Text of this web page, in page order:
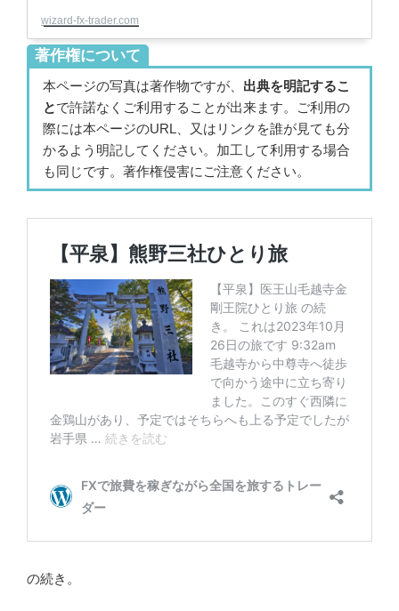
wizard-fx-trader.com
著作権について
本ページの写真は著作物ですが、 出典を明記するこ
とで許諾なくご利用することが出来ます。ご利用の
際には本ページのURL、又はリンクを誰が見ても分
かるよう明記してください。加工して利用する場合
も同じです。著作権侵害にご注意ください。
の続き。